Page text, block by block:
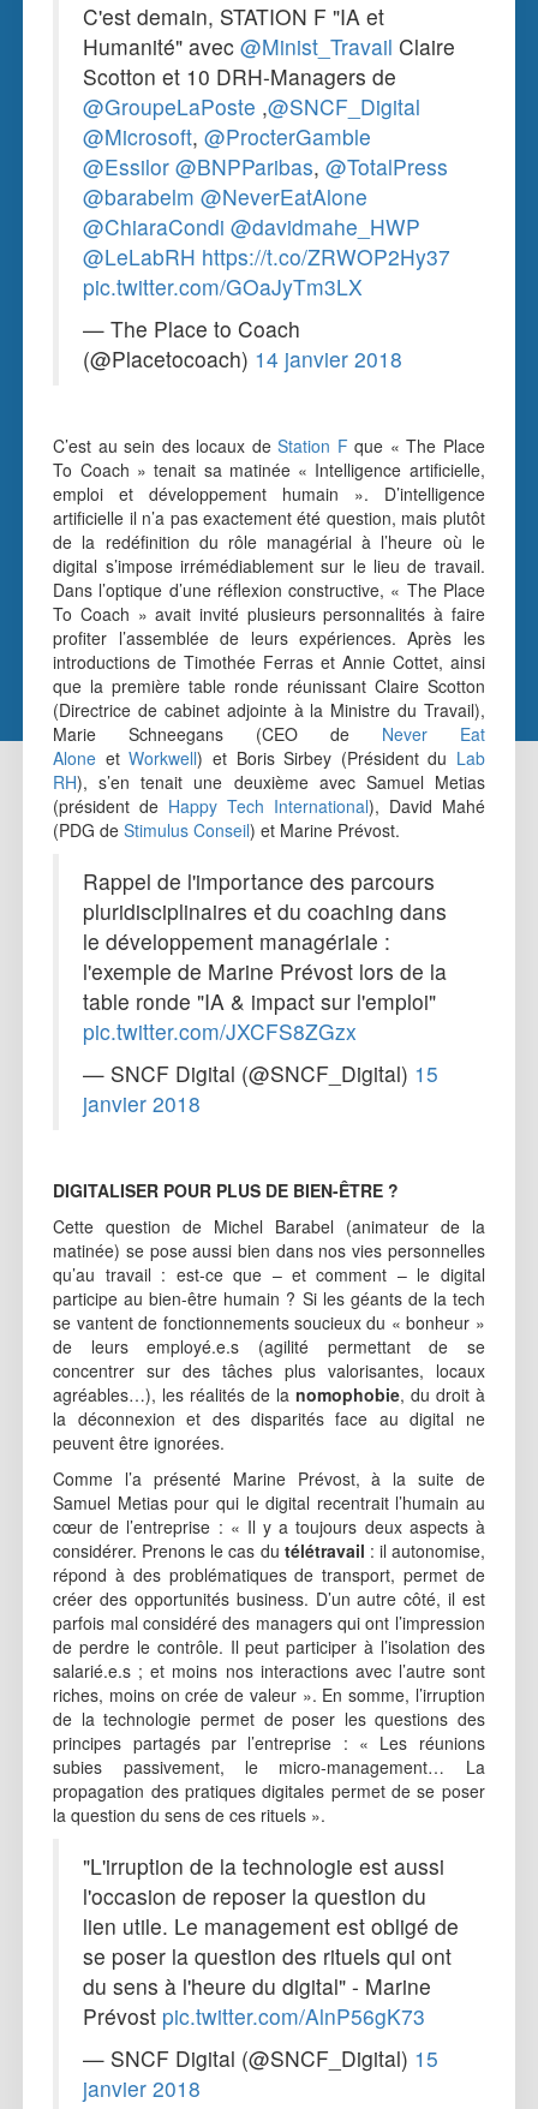
C'est demain, STATION F "IA et
Humanité" avec@Minist_Travail Claire
Scotton et 10 DRH-Managers de
@GroupeLaPoste ,@SNCF_Digital
@Microsoft,@ProcterGamble
@Essilor @BNPParibas,@TotalPress
@barabelm @NeverEatAlone
@ChiaraCondi @davidmahe_HWP
@LeLabRH https://t.co/ZRWOP2Hy37
pic.twitter.com/GOaJyTm3LX
— The Place to Coach
(@Placetocoach) 14 janvier 2018
C’est au sein des locaux deStation F que « The Place
To Coach » tenait sa matinée « Intelligence artificielle,
emploi et développement humain ». D’intelligence
artificielle il n’a pas exactement été question, mais plutôt
de la redéfinition du rôle managérial à l’heure où le
digital s’impose irrémédiablement sur le lieu de travail.
Dans l’optique d’une réflexion constructive, « The Place
To Coach » avait invité plusieurs personnalités à faire
profiter l’assemblée de leurs expériences. Après les
introductions de Timothée Ferras et Annie Cottet, ainsi
que la première table ronde réunissant Claire Scotton
(Directrice de cabinet adjointe à la Ministre du Travail),
Marie Schneegans (CEO de Never Eat
Alone etWorkwell) et Boris Sirbey (Président du Lab
RH), s’en tenait une deuxième avec Samuel Metias
(président de Happy Tech International), David Mahé
(PDG deStimulus Conseil) et Marine Prévost.
Rappel de l'importance des parcours
pluridisciplinaires et du coaching dans
le développement managériale :
l'exemple de Marine Prévost lors de la
table ronde "IA & impact sur l'emploi"
pic.twitter.com/JXCFS8ZGzx
— SNCF Digital (@SNCF_Digital) 15
janvier 2018
DIGITALISER POUR PLUS DE BIEN-ÊTRE ?
Cette question de Michel Barabel (animateur de la
matinée) se pose aussi bien dans nos vies personnelles
qu’au travail : est-ce que – et comment – le digital
participe au bien-être humain ? Si les géants de la tech
se vantent de fonctionnements soucieux du « bonheur »
de leurs employé.e.s (agilité permettant de se
concentrer sur des tâches plus valorisantes, locaux
agréables…), les réalités de la nomophobie, du droit à
la déconnexion et des disparités face au digital ne
peuvent être ignorées.
Comme l’a présenté Marine Prévost, à la suite de
Samuel Metias pour qui le digital recentrait l’humain au
cœur de l’entreprise : « Il y a toujours deux aspects à
considérer. Prenons le cas du télétravail : il autonomise,
répond à des problématiques de transport, permet de
créer des opportunités business. D’un autre côté, il est
parfois mal considéré des managers qui ont l’impression
de perdre le contrôle. Il peut participer à l’isolation des
salarié.e.s ; et moins nos interactions avec l’autre sont
riches, moins on crée de valeur ». En somme, l’irruption
de la technologie permet de poser les questions des
principes partagés par l’entreprise : « Les réunions
subies passivement, le micro-management… La
propagation des pratiques digitales permet de se poser
la question du sens de ces rituels ».
"L'irruption de la technologie est aussi
l'occasion de reposer la question du
lien utile. Le management est obligé de
se poser la question des rituels qui ont
du sens à l'heure du digital" - Marine
Prévost pic.twitter.com/AlnP56gK73
— SNCF Digital (@SNCF_Digital) 15
janvier 2018